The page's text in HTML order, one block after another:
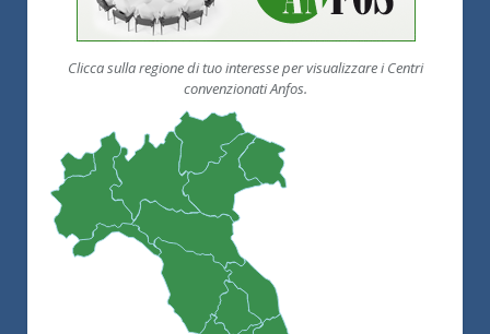
Clicca sulla regione di tuo interesse per visualizzare i Centri
convenzionati Anfos.